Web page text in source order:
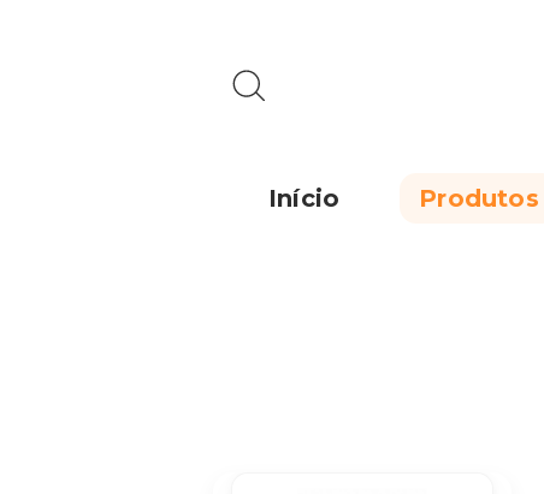
Início Produtos